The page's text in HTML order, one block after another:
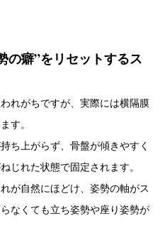
の癖”をリセットするス
れがちですが、実際には横隔膜
す。
ち上がらず、骨盤が傾きやすく
じれた状態で固定されます。
が自然にほどけ、姿勢の軸がス
なくても立ち姿勢や座り姿勢が